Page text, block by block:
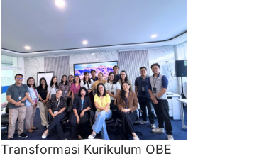
Transformasi Kurikulum OBE